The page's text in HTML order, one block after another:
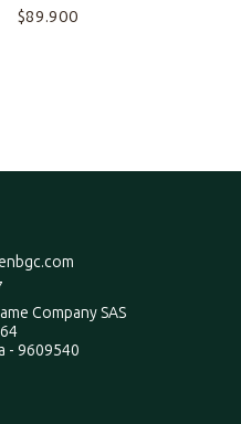
$89.900
Company SAS
- 9609540